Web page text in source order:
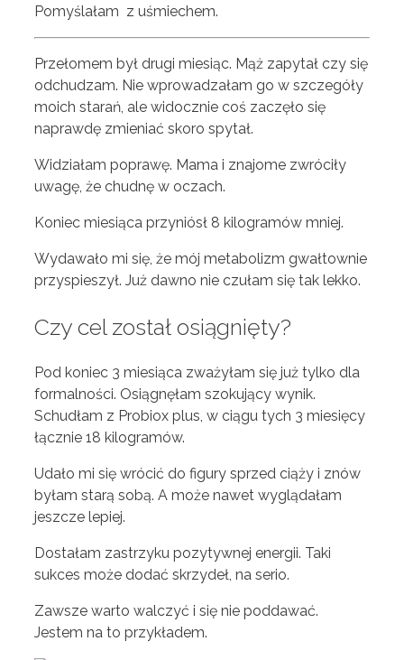
Pomyślałam z uśmiechem.
Przełomem był drugi miesiąc. Mąż zapytał czy się
odchudzam. Nie wprowadzałam go w szczegóły
moich starań, ale widocznie coś zaczęło się
naprawdę zmieniać skoro spytał.
Widziałam poprawę. Mama i znajome zwróciły
uwagę, że chudnę w oczach.
Koniec miesiąca przyniósł 8 kilogramów mniej.
Wydawało mi się, że mój metabolizm gwałtownie
przyspieszył. Już dawno nie czułam się tak lekko.
Czy cel został osiągnięty?
Pod koniec 3 miesiąca zważyłam się już tylko dla
formalności. Osiągnęłam szokujący wynik.
Schudłam z Probiox plus, w ciągu tych 3 miesięcy
łącznie 18 kilogramów.
Udało mi się wrócić do figury sprzed ciąży i znów
byłam starą sobą. A może nawet wyglądałam
jeszcze lepiej.
Dostałam zastrzyku pozytywnej energii. Taki
sukces może dodać skrzydeł, na serio.
Zawsze warto walczyć i się nie poddawać.
Jestem na to przykładem.